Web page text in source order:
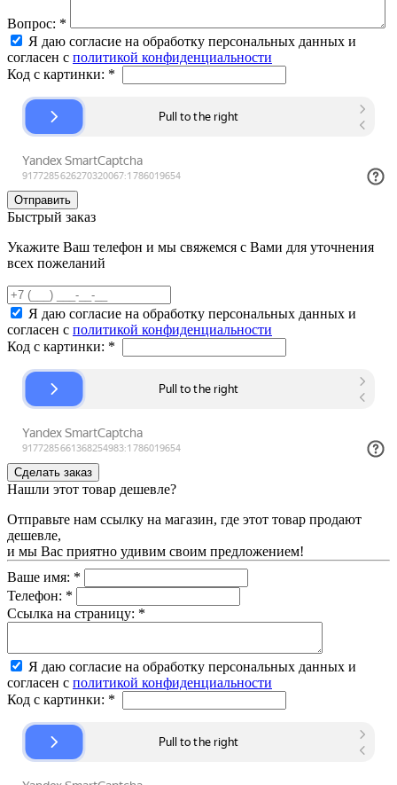
Вопрос: *
Я даю согласие на обработку персональных данных и
согласен с политикой конфиденциальности
Код с картинки: *
Быстрый заказ
Укажите Ваш телефон и мы свяжемся с Вами для уточнения
всех пожеланий
Я даю согласие на обработку персональных данных и
согласен с политикой конфиденциальности
Код с картинки: *
Нашли этот товар дешевле?
Отправьте нам ссылку на магазин, где этот товар продают
дешевле,
и мы Вас приятно удивим своим предложением!
Ваше имя: *
Телефон: *
Ссылка на страницу: *
Я даю согласие на обработку персональных данных и
согласен с политикой конфиденциальности
Код с картинки: *